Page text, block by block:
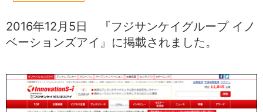
2016年12月5日
『フジサンケイグループ イノ
ベーションズアイ』に掲載されました。